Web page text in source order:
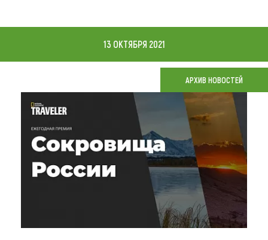
Что привезти (сувениры)
О регионе
Коллекция впечатлений
Другие рубрики
13 ОКТЯБРЯ 2021
АРХИВ НОВОСТЕЙ